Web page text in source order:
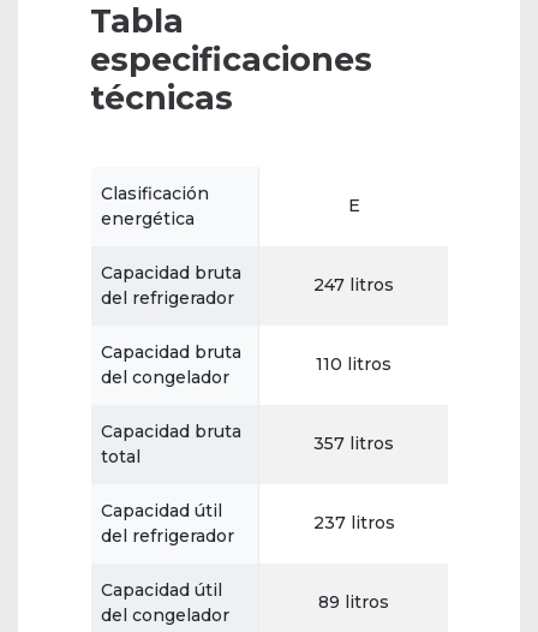
Tabla
especificaciones
técnicas
Clasificación
energética
E
Capacidad bruta
del refrigerador
247 litros
Capacidad bruta
del congelador
110 litros
Capacidad bruta
total
357 litros
Capacidad útil
del refrigerador
237 litros
Capacidad útil
del congelador
89 litros